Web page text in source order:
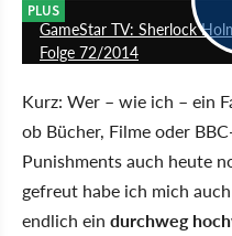
PLUS
GameStar TV: Sherlock
Folge 72/2014
Kurz: Wer – wie ich – ein
ob Bücher, Filme oder
Punishments auch heute
gefreut habe ich mich
endlich ein durchweg